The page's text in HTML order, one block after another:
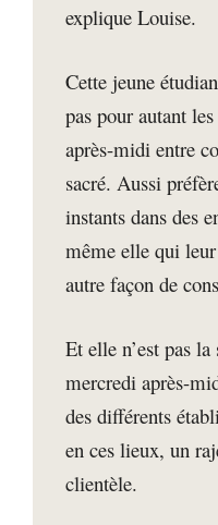
explique Louise.
Cette jeune
pas pour autant
après-midi entre
sacré. Aussi
instants dans des
même elle qui
autre façon de
Et elle n’est pas
mercredi après-
des différents
en ces lieux, un
clientèle.